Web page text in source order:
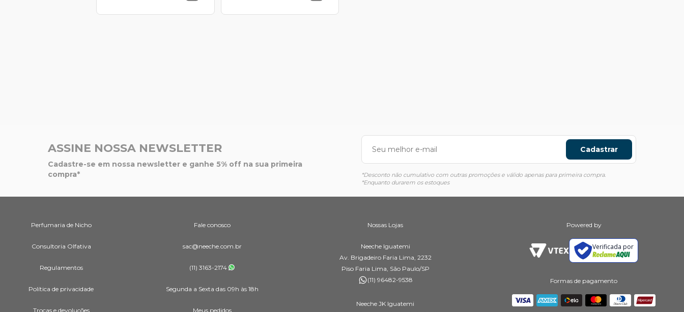
ASSINE NOSSA NEWSLETTER
Cadastre-se em nossa newsletter e ganhe 5% off na sua primeira
compra*
Cadastrar
*Desconto não cumulativo com outras promoções e válido apenas para primeira compra.
*Enquanto durarem os estoques
Perfumaria de Nicho
Consultoria Olfativa
Regulamentos
Política de privacidade
Trocas e devoluções
Fale conosco
sac@neeche.com.br
(11) 3163-2174
Segunda a Sexta das 09h às 18h
Meus pedidos
Nossas Lojas
Neeche Iguatemi
Av. Brigadeiro Faria Lima, 2232
Piso Faria Lima, São Paulo/SP
(11) 96482-9538
Neeche JK Iguatemi
Powered by
Verificada por
Formas de pagamento